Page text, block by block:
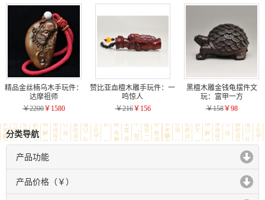
精品金丝楠乌木手玩件：
达摩祖师
￥2200￥1580
赞比亚血檀木雕手玩件：一
鸣惊人
￥216￥156
黑檀木雕金钱龟摆件文
玩：富甲一方
￥158￥98
分类导航
产品功能
click to expand contents
产品价格（￥）
click to expand contents